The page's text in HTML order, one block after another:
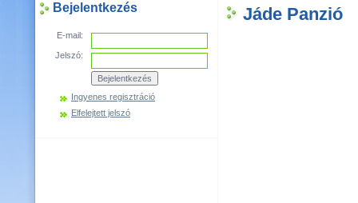
Bejelentkezés
E-mail:
Jelszó:
Ingyenes regisztráció
Elfelejtett jelszó
Jáde Panzió